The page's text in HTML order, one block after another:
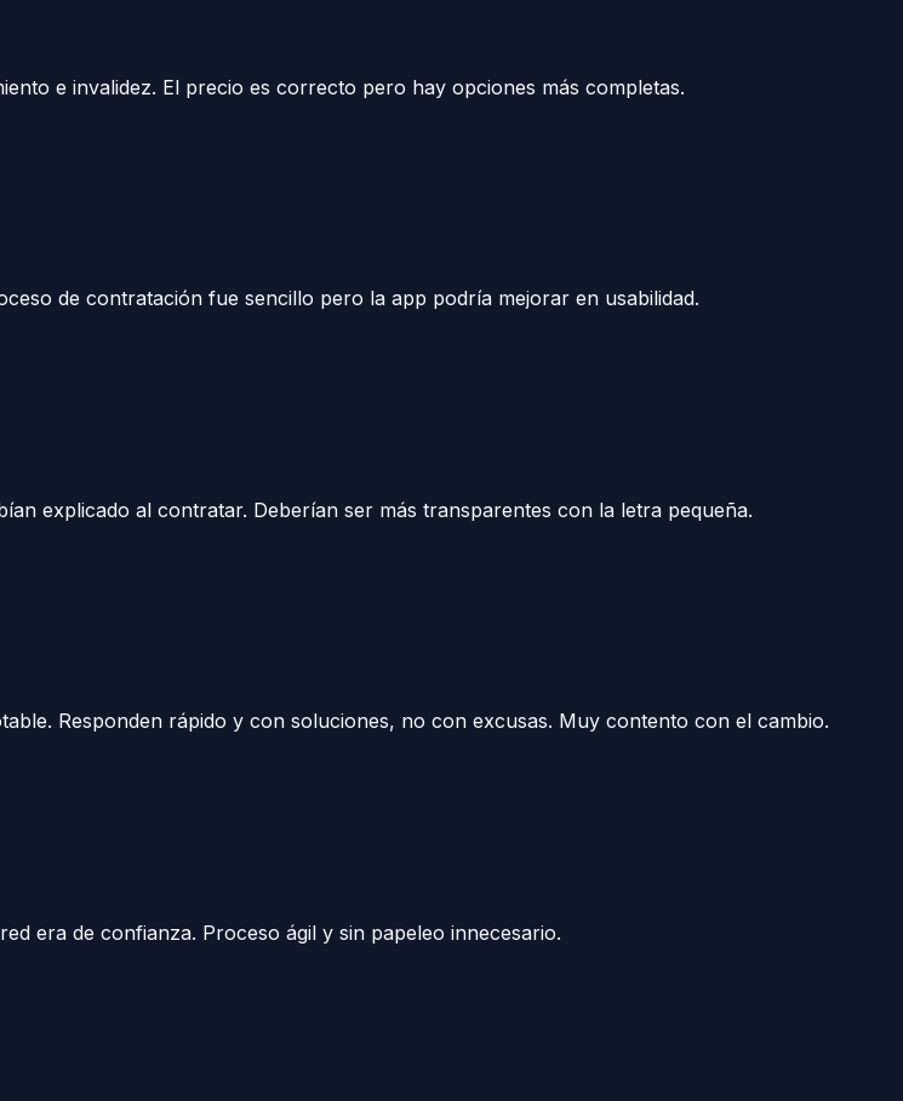
e invalidez. El precio es correcto pero hay opciones más completas.
de contratación fue sencillo pero la app podría mejorar en usabilidad.
explicado al contratar. Deberían ser más transparentes con la letra pequeña.
Responden rápido y con soluciones, no con excusas. Muy contento con el cambio.
era de confianza. Proceso ágil y sin papeleo innecesario.